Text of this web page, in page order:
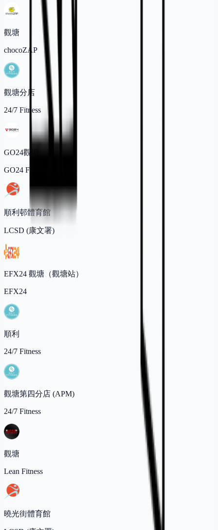
觀塘
chocoZAP
觀塘分店
24/7 Fitness
GO24觀塘
GO24 Fitness
順利邨體育館
LCSD (康文署)
EFX24 觀塘（觀塘站）
EFX24
順利
24/7 Fitness
觀塘第四分店 (APM)
24/7 Fitness
觀塘
Lean Fitness
曉光街體育館